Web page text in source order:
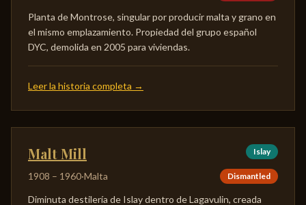
Planta de Montrose, singular por producir malta y grano en
el mismo emplazamiento. Propiedad del grupo español
DYC, demolida en 2005 para viviendas.
Leer la historia completa →
Malt Mill Islay
1908 – 1960·Malta Dismantled
Diminuta destilería de Islay dentro de Lagavulin, creada